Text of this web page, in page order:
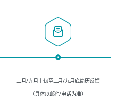
三月/九月上旬至三月/九月底简历反馈
（具体以邮件/电话为准）